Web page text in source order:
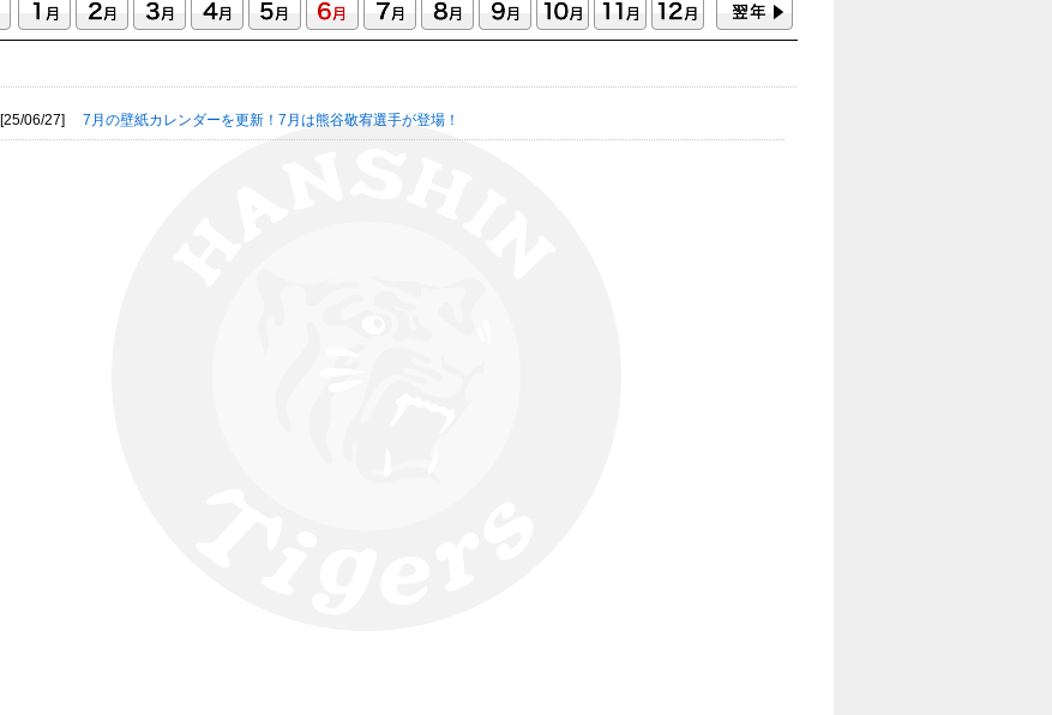
[25/06/27] 7月の壁紙カレンダーを更新！7月は熊谷敬宥選手が登場！